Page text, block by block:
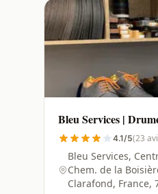
Bleu Services |
4.1/5(23
Bleu Services,
Chem. de la
Clarafond, France,